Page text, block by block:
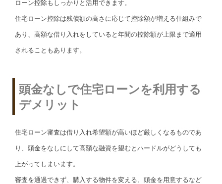
ローン控除もしっかりと活用できます。
住宅ローン控除は残債額の高さに応じて控除額が増える仕組みで
あり、高額な借り入れをしていると年間の控除額が上限まで適用
されることもあります。
頭金なしで住宅ローンを利用する
デメリット
住宅ローン審査は借り入れ希望額が高いほど厳しくなるものであ
り、頭金をなしにして高額な融資を望むとハードルがどうしても
上がってしまいます。
審査を通過できず、購入する物件を変える、頭金を用意するなど